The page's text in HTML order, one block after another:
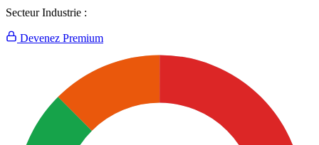
Secteur Industrie :
Devenez Premium